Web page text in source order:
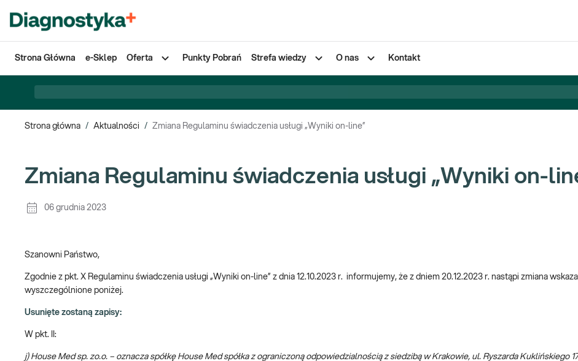
Strona Główna e-Sklep Oferta Punkty Pobrań Strefa wiedzy O nas Kontakt
Strona główna / Aktualności / Zmiana Regulaminu świadczenia usługi „Wyniki on-line”
Zmiana Regulaminu świadczenia usługi „Wyniki on-
06 grudnia 2023
Szanowni Państwo,
Zgodnie z pkt. X Regulaminu świadczenia usługi „Wyniki on-line” z dnia 12.10.2023 r. informujemy, że z dniem 20.12.2023 r. nastąpi zmiana
wyszczególnione poniżej.
Usunięte zostaną zapisy:
W pkt. II:
j) House Med sp. zo.o. – oznacza spółkę House Med spółka z ograniczoną odpowiedzialnością z siedzibą w Krakowie, ul. Ryszarda Kuklińskiego